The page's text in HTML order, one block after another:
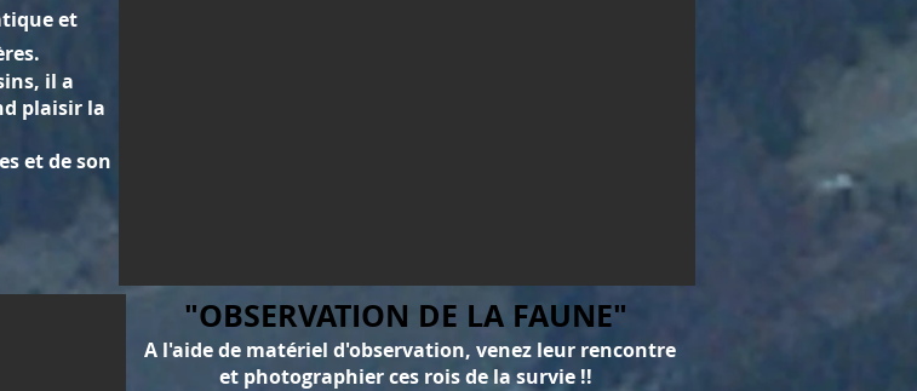
et
il a
plaisir la
et de son
"OBSERVATION DE LA FAUNE"
A l'aide de matériel d'observation, venez leur rencontre
et photographier ces rois de la survie !!